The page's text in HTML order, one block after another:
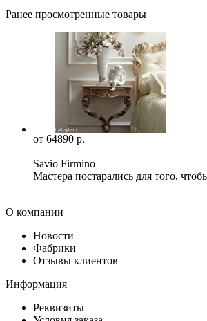
Ранее просмотренные товары
от 64890 р.
Savio Firmino
Мастера постарались для того,
О компании
Новости
Фабрики
Отзывы клиентов
Информация
Реквизиты